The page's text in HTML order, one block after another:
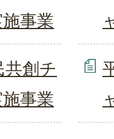
事業
創チ
事業